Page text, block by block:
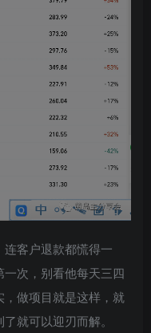
客户退款都慌得一
次，别看他每天三四
做项目就是这样，就
就可以迎刃而解。